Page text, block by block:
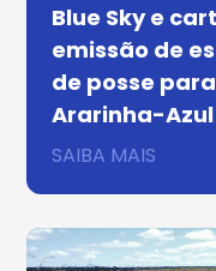
Blue Sky e
emissão de
de posse
Ararinha-Azul
SAIBA MAIS